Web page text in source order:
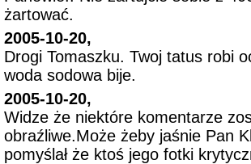
żartować.
2005-10-20,
Drogi Tomaszku. Twoj tatus robi
woda sodowa bije.
2005-10-20,
Widze że niektóre komentarze
obraźliwe.Może żeby jaśnie Pan
pomyślał że ktoś jego fotki